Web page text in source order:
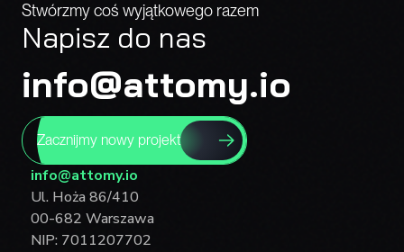
Stwórzmy coś wyjątkowego razem
Napisz do nas
info@attomy.io
Zacznijmy nowy projekt
info@attomy.io
Ul. Hoża 86/410
00-682 Warszawa
NIP: 7011207702